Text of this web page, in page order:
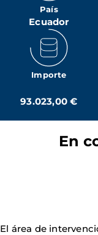
País
Ecuador
Importe
93.023,00 €
En
El área de